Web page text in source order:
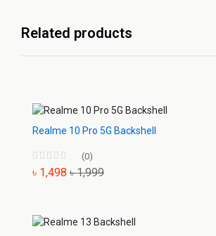
Related products
Realme 10 Pro 5G Backshell
(0)
৳ 1,498 ৳ 1,999